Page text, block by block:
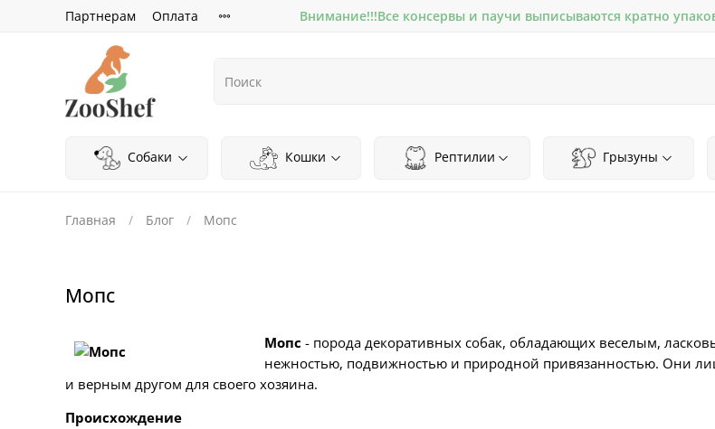
Партнерам Оплата Внимание!!!Все консервы и паучи выписываются кратно
Собаки Кошки Рептилии Грызуны
Главная Блог Мопс
Мопс
Мопс - порода декоративных собак, обладающих веселым,
нежностью, подвижностью и природной привязанностью. Они
и верным другом для своего хозяина.
Происхождение